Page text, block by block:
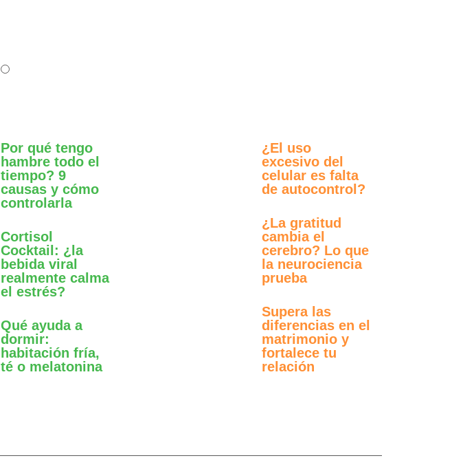
Por qué tengo
hambre todo el
tiempo? 9
causas y cómo
controlarla
Cortisol
Cocktail: ¿la
bebida viral
realmente calma
el estrés?
Qué ayuda a
dormir:
habitación fría,
té o melatonina
¿El uso
excesivo del
celular es falta
de autocontrol?
¿La gratitud
cambia el
cerebro? Lo que
la neurociencia
prueba
Supera las
diferencias en el
matrimonio y
fortalece tu
relación